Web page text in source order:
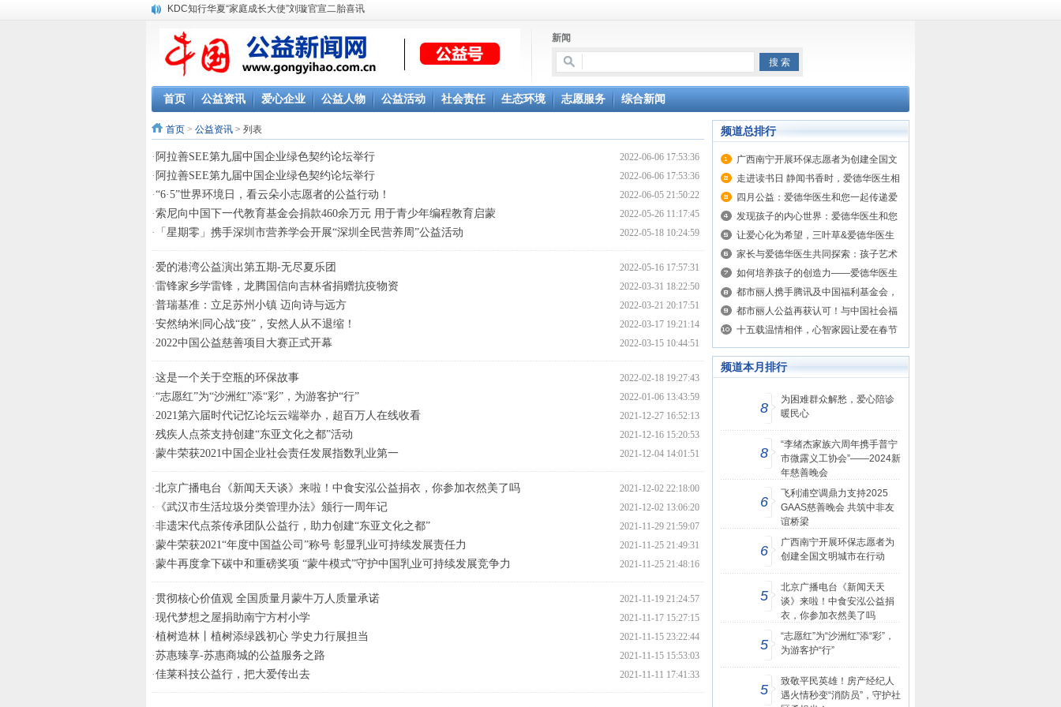
KDC知行华夏“家庭成长大使”刘璇官宣二胎喜讯
新闻
首页 公益资讯 爱心企业 公益人物 公益活动 社会责任 生态环境 志愿服务 综合新闻
首页 > 公益资讯 > 列表
2022-06-06 17:53:36
· 阿拉善SEE第九届中国企业绿色契约论坛举行
2022-06-06 17:53:36
· 阿拉善SEE第九届中国企业绿色契约论坛举行
2022-06-05 21:50:22
·“6·5”世界环境日，看云朵小志愿者的公益行动！
2022-05-26 11:17:45
·索尼向中国下一代教育基金会捐款460余万元 用于青少年编程教育启蒙
2022-05-18 10:24:59
· 「星期零」携手深圳市营养学会开展“深圳全民营养周”公益活动
2022-05-16 17:57:31
·爱的港湾公益演出第五期-无尽夏乐团
2022-03-31 18:22:50
·雷锋家乡学雷锋，龙腾国信向吉林省捐赠抗疫物资
2022-03-21 20:17:51
·普瑞基准：立足苏州小镇 迈向诗与远方
2022-03-17 19:21:14
·安然纳米|同心战“疫”，安然人从不退缩！
2022-03-15 10:44:51
·2022中国公益慈善项目大赛正式开幕
2022-02-18 19:27:43
·这是一个关于空瓶的环保故事
2022-01-06 13:43:59
·“志愿红”为“沙洲红”添“彩”，为游客护“行”
2021-12-27 16:52:13
·2021第六届时代记忆论坛云端举办，超百万人在线收看
2021-12-16 15:20:53
·残疾人点茶支持创建“东亚文化之都”活动
2021-12-04 14:01:51
·蒙牛荣获2021中国企业社会责任发展指数乳业第一
2021-12-02 22:18:00
·北京广播电台《新闻天天谈》来啦！中食安泓公益捐衣，你参加衣然美了吗
2021-12-02 13:06:20
· 《武汉市生活垃圾分类管理办法》颁行一周年记
2021-11-29 21:59:07
·非遗宋代点茶传承团队公益行，助力创建“东亚文化之都”
2021-11-25 21:49:31
·蒙牛荣获2021“年度中国益公司”称号 彰显乳业可持续发展责任力
2021-11-25 21:48:16
·蒙牛再度拿下碳中和重磅奖项 “蒙牛模式”守护中国乳业可持续发展竞争力
2021-11-19 21:24:57
·贯彻核心价值观 全国质量月蒙牛万人质量承诺
2021-11-17 15:27:15
·现代梦想之屋捐助南宁方村小学
2021-11-15 23:22:44
·植树造林丨植树添绿践初心 学史力行展担当
2021-11-15 15:53:03
·苏惠臻享-苏惠商城的公益服务之路
2021-11-11 17:41:33
·佳莱科技公益行，把大爱传出去
频道总排行
广西南宁开展环保志愿者为创建全国文
明城市在行动
走进读书日 静闻书香时，爱德华医生相
伴，让阅读成为一种习惯
四月公益：爱德华医生和您一起传递爱
与希望
发现孩子的内心世界：爱德华医生和您
一起探索孩子笔下的梦幻之旅
让爱心化为希望，三叶草&爱德华医生
护眼灯书香里的书香爱心捐赠圆满完成
家长与爱德华医生共同探索：孩子艺术
表达背后的情感世界
如何培养孩子的创造力——爱德华医生
和您一起了解艺术的真谛
都市丽人携手腾讯及中国福利基金会，
向广西三江捐赠青少女内衣
都市丽人公益再获认可！与中国社会福
利基金会合作的边疆女性关爱项目受民
政部表扬
十五载温情相伴，心智家园让爱在春节
如期而至
频道本月排行
8
为困难群众解愁，爱心陪诊
暖民心
8
“李绪杰家族六周年携手普宁
市微露义工协会”——2024新
年慈善晚会
6
飞利浦空调鼎力支持2025
GAAS慈善晚会 共筑中非友
谊桥梁
6
广西南宁开展环保志愿者为
创建全国文明城市在行动
5
北京广播电台《新闻天天
谈》来啦！中食安泓公益捐
衣，你参加衣然美了吗
5
“志愿红”为“沙洲红”添“彩”，
为游客护“行”
5
致敬平民英雄！房产经纪人
遇火情秒变“消防员”，守护社